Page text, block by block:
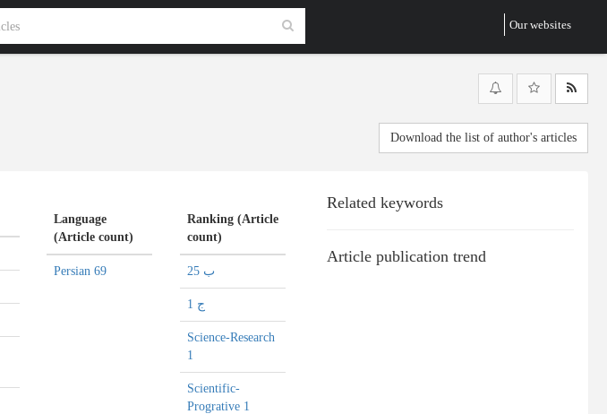
Our websites
Download the list of author's articles
Language
(Article count)
Persian 69
Ranking (Article
count)
ب 25
ج 1
Science-Research
1
Scientific-
Progrative 1
Related keywords
Article publication trend